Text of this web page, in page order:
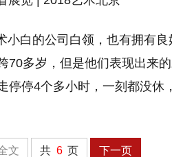
白的公司白领，也有拥有
70多岁，但是他们表现出来
停4个多小时，一刻都没休
文 共 6 页 下一页